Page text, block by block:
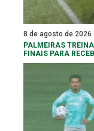
8 de agosto de 2026
PALMEIRAS
FINAIS PARA